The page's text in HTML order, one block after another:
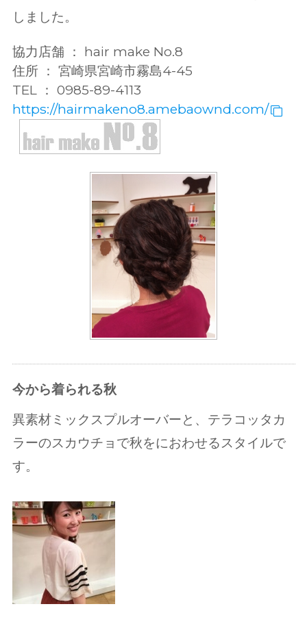
しました。
協力店舗 ： hair make No.8
住所 ： 宮崎県宮崎市霧島4-45
TEL ： 0985-89-4113
https://hairmakeno8.amebaownd.com/
今から着られる秋
異素材ミックスプルオーバーと、テラコッタカ
ラーのスカウチョで秋をにおわせるスタイルで
す。